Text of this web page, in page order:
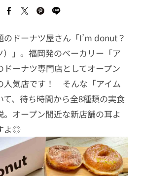
のドーナツ屋さん「I’m donut？
）」。福岡発のベーカリー「ア
ドーナツ専門店としてオープン
人気店です！ そんな「アイム
て、待ち時間から全8種類の実食
。オープン間近な新店舗の耳よ
よ◎